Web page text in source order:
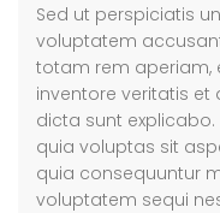
Sed ut perspiciatis
voluptatem
totam rem aperiam,
inventore veritatis
dicta sunt
quia voluptas sit
quia consequuntur
voluptatem sequi